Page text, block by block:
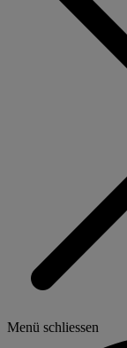
Menü schliessen